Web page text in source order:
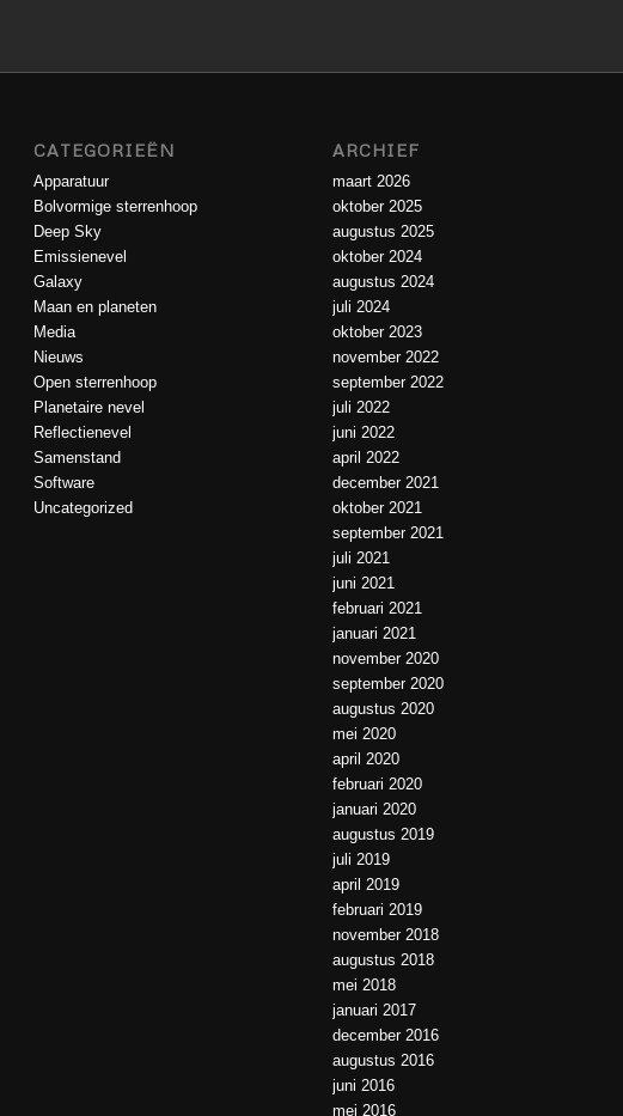
CATEGORIEËN
Apparatuur
Bolvormige sterrenhoop
Deep Sky
Emissienevel
Galaxy
Maan en planeten
Media
Nieuws
Open sterrenhoop
Planetaire nevel
Reflectienevel
Samenstand
Software
Uncategorized
ARCHIEF
maart 2026
oktober 2025
augustus 2025
oktober 2024
augustus 2024
juli 2024
oktober 2023
november 2022
september 2022
juli 2022
juni 2022
april 2022
december 2021
oktober 2021
september 2021
juli 2021
juni 2021
februari 2021
januari 2021
november 2020
september 2020
augustus 2020
mei 2020
april 2020
februari 2020
januari 2020
augustus 2019
juli 2019
april 2019
februari 2019
november 2018
augustus 2018
mei 2018
januari 2017
december 2016
augustus 2016
juni 2016
mei 2016